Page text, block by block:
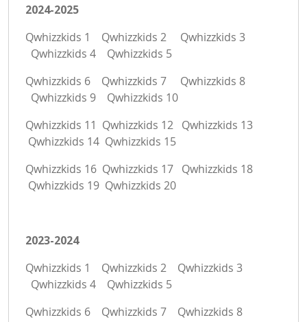
2024-2025
Qwhizzkids 1
Qwhizzkids 2
Qwhizzkids 3
Qwhizzkids 4
Qwhizzkids 5
Qwhizzkids 6
Qwhizzkids 7
Qwhizzkids 8
Qwhizzkids 9
Qwhizzkids 10
Qwhizzkids 11 Qwhizzkids 12 Qwhizzkids 13
Qwhizzkids 14 Qwhizzkids 15
Qwhizzkids 16 Qwhizzkids 17 Qwhizzkids 18
Qwhizzkids 19 Qwhizzkids 20
2023-2024
Qwhizzkids 1
Qwhizzkids 2
Qwhizzkids 3
Qwhizzkids 4
Qwhizzkids 5
Qwhizzkids 6
Qwhizzkids 7
Qwhizzkids 8